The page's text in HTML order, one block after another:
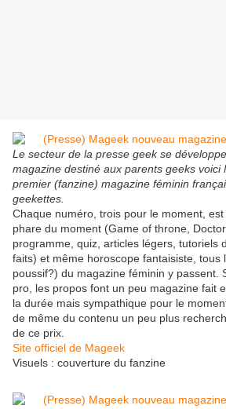
Le secteur de la presse geek se
magazine destiné aux parents geeks voici
premier (fanzine) magazine féminin
geekettes.
Chaque numéro, trois pour le moment,
phare du moment (Game of throne,
programme, quiz, articles légers, tutoriels
faits) et même horoscope fantaisiste, tous
poussif?) du magazine féminin y passent.
pro, les propos font un peu magazine fait
la durée mais sympathique pour le
de même du contenu un peu plus
de ce prix.
Site officiel de Mageek
Visuels : couverture du fanzine